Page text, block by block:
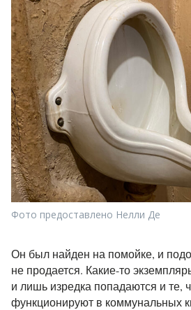
Фото предоставлено Нелли Де
Он был найден на помойке, и
не продается. Какие-то
и лишь изредка попадаются и те,
функционируют в коммунальных